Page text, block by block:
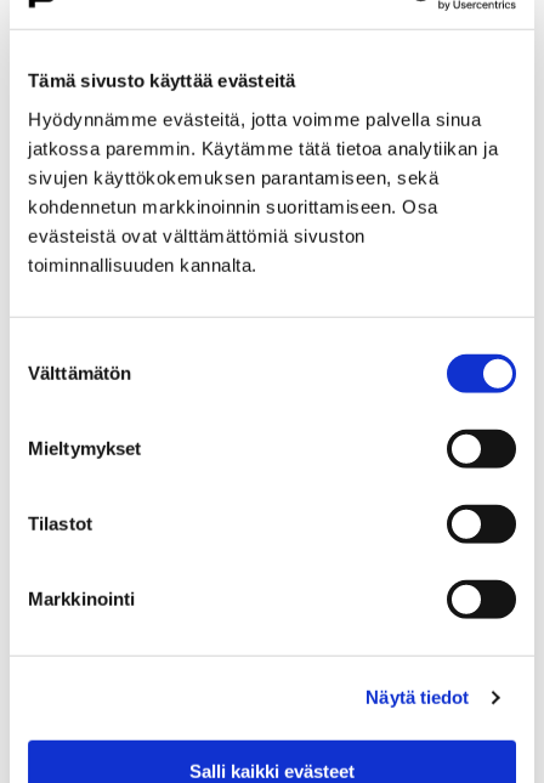
Tämä sivusto käyttää evästeitä
Hyödynnämme evästeitä, jotta voimme palvella sinua
jatkossa paremmin. Käytämme tätä tietoa analytiikan ja
sivujen käyttökokemuksen parantamiseen, sekä
kohdennetun markkinoinnin suorittamiseen. Osa
evästeistä ovat välttämättömiä sivuston
toiminnallisuuden kannalta.
valinta
Välttämätön
Mieltymykset
Tilastot
Markkinointi
Näytä tiedot
Salli kaikki evästeet
Etusivu Kasvatus ja koulutus
Lukio
Päättyneet hankkeet
Priima
Priima-päivä 25.8. Porissa
Priima-päivä 25.8. Porissa
Kaupunkikehitys
Liikenneverkkosuunnittelu
Porin keskustan liikenneverkkosuunnitelma on
Työssä määritetään kaikkien liikennemuotojen
aikajänteen ohjenuorana katujen
liikenneverkkosuunnitelman loppuraportin